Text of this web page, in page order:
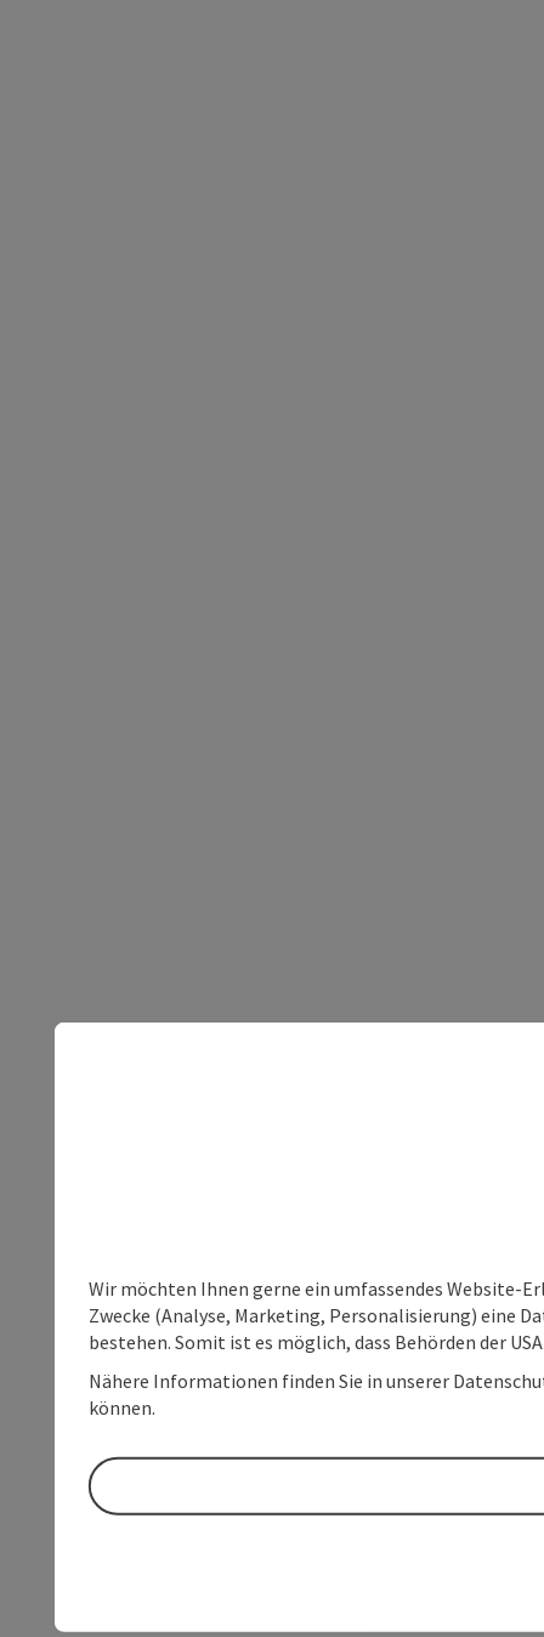
Wir möchten Ihnen gerne ein umfassendes Website-
Zwecke (Analyse, Marketing, Personalisierung) eine
bestehen. Somit ist es möglich, dass Behörden der
Nähere Informationen finden Sie in unserer
können.